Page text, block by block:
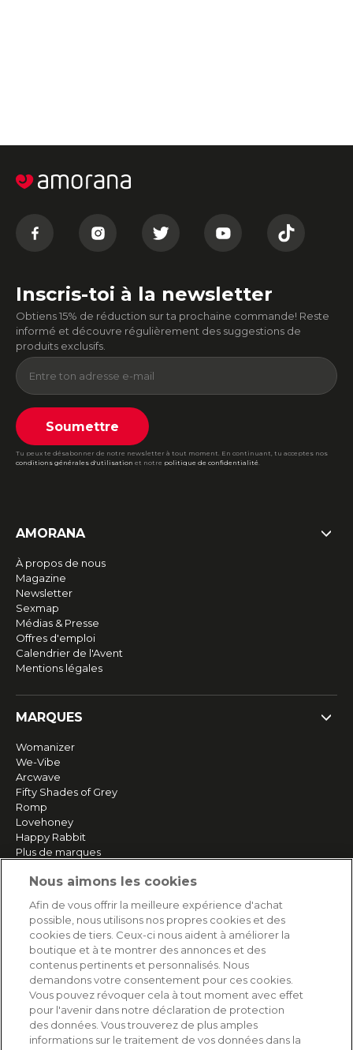
Inscris-toi à la newsletter
Obtiens 15% de réduction sur ta prochaine commande! Reste
informé et découvre régulièrement des suggestions de
produits exclusifs.
Soumettre
Tu peux te désabonner de notre newsletter à tout moment. En continuant, tu acceptes nos
conditions générales d'utilisation et notre politique de confidentialité.
AMORANA
À propos de nous
Magazine
Newsletter
Sexmap
Médias & Presse
Offres d'emploi
Calendrier de l'Avent
Mentions légales
MARQUES
Womanizer
We-Vibe
Arcwave
Fifty Shades of Grey
Romp
Lovehoney
Happy Rabbit
Plus de marques
SERVICE
Livraison rapide et gratuite
Retours & remboursements
Paiement sécurisé
AIDE
Nous aimons les cookies
Afin de vous offrir la meilleure expérience d'achat
possible, nous utilisons nos propres cookies et des
cookies de tiers. Ceux-ci nous aident à améliorer la
boutique et à te montrer des annonces et des
contenus pertinents et personnalisés. Nous
demandons votre consentement pour ces cookies.
Vous pouvez révoquer cela à tout moment avec effet
pour l'avenir dans notre déclaration de protection
des données. Vous trouverez de plus amples
informations sur le traitement de vos données dans la